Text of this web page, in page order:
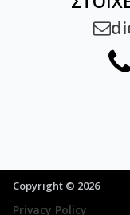


Copyright © 2026
Privacy Policy